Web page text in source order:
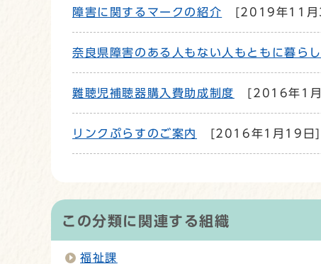
障害に関するマークの紹介 [2019年11月
奈良県障害のある人もない人もともに暮ら
難聴児補聴器購入費助成制度 [2016年1
リンクぷらすのご案内 [2016年1月19日]
この分類に関連する組織
福祉課